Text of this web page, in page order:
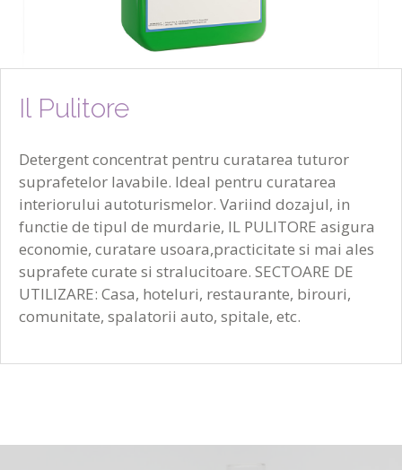
Il Pulitore
Detergent concentrat pentru curatarea tuturor
suprafetelor lavabile. Ideal pentru curatarea
interiorului autoturismelor. Variind dozajul, in
functie de tipul de murdarie, IL PULITORE asigura
economie, curatare usoara,practicitate si mai ales
suprafete curate si stralucitoare. SECTOARE DE
UTILIZARE: Casa, hoteluri, restaurante, birouri,
comunitate, spalatorii auto, spitale, etc.